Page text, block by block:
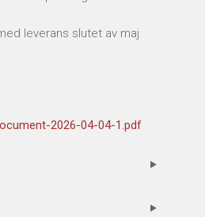
leverans slutet av maj
2026-04-04-1.pdf